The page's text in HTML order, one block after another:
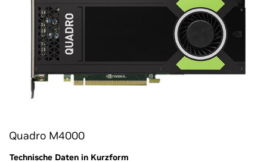
Quadro M4000
Technische Daten in Kurzform